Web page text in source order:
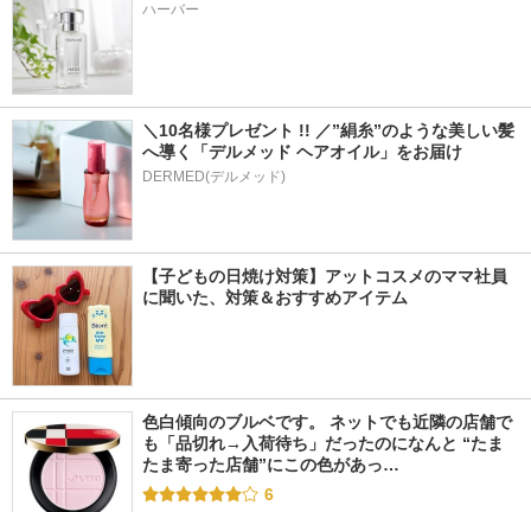
ハーバー
＼10名様プレゼント !! ／”絹糸”のような美しい髪
へ導く「デルメッド ヘアオイル」をお届け
DERMED(デルメッド)
【子どもの日焼け対策】アットコスメのママ社員
に聞いた、対策＆おすすめアイテム
色白傾向のブルベです。 ネットでも近隣の店舗で
も「品切れ→入荷待ち」だったのになんと “たま
たま寄った店舗”にこの色があっ…
6